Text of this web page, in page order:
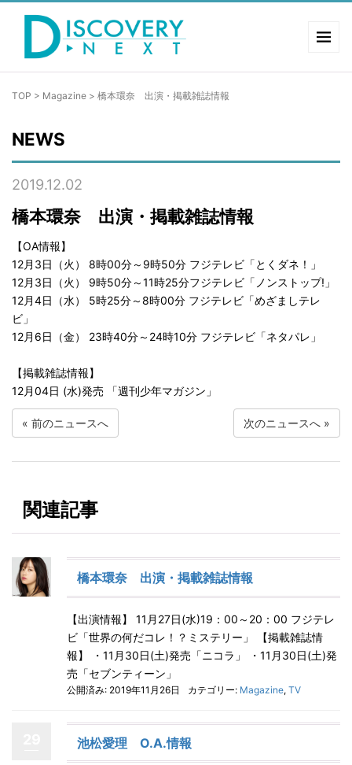
TOP > Magazine > 橋本環奈 出演・掲載雑誌情報
NEWS
2019.12.02
橋本環奈 出演・掲載雑誌情報
【OA情報】
12月3日（火） 8時00分～9時50分 フジテレビ「とくダネ！」
12月3日（火） 9時50分～11時25分フジテレビ「ノンストップ!」
12月4日（水） 5時25分～8時00分 フジテレビ「めざましテレ
ビ」
12月6日（金） 23時40分～24時10分 フジテレビ「ネタパレ」
【掲載雑誌情報】
12月04日 (水)発売 「週刊少年マガジン」
« 前のニュースへ 次のニュースへ »
関連記事
橋本環奈 出演・掲載雑誌情報
【出演情報】 11月27日(水)19：00～20：00 フジテレ
ビ「世界の何だコレ！？ミステリー」 【掲載雑誌情
報】 ・11月30日(土)発売「ニコラ」 ・11月30日(土)発
売「セブンティーン」
公開済み: 2019年11月26日 カテゴリー: Magazine, TV
池松愛理 O.A.情報